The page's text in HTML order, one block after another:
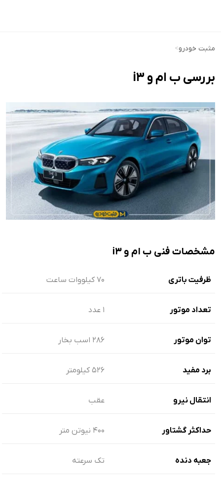
مثبت خودرو>
بررسی ب ام و i3
مشخصات فنی ب ام و i3
ظرفیت باتری 70 کیلووات ساعت
تعداد موتور 1 عدد
توان موتور 286 اسب بخار
برد مفید 526 کیلومتر
انتقال نیرو عقب
حداکثر گشتاور 400 نیوتن متر
جعبه دنده تک سرعته